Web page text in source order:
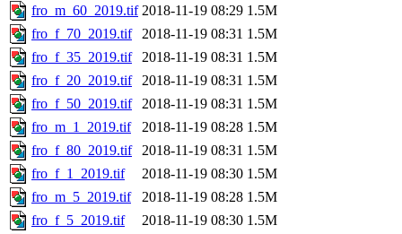
fro_m_60_2019.tif 2018-11-19 08:29 1.5M
fro_f_70_2019.tif
2018-11-19 08:31 1.5M
fro_f_35_2019.tif
2018-11-19 08:31 1.5M
fro_f_20_2019.tif
2018-11-19 08:31 1.5M
fro_f_50_2019.tif
2018-11-19 08:31 1.5M
fro_m_1_2019.tif
2018-11-19 08:28 1.5M
fro_f_80_2019.tif
2018-11-19 08:31 1.5M
fro_f_1_2019.tif
2018-11-19 08:30 1.5M
fro_m_5_2019.tif
2018-11-19 08:28 1.5M
fro_f_5_2019.tif
2018-11-19 08:30 1.5M